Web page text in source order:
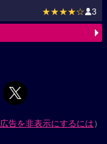
★★★★☆ 3
広告を非表示にするには）